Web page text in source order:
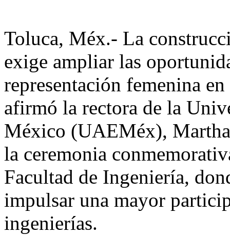
Toluca, Méx.- La
exige ampliar las
representación femenina
afirmó la rectora de la
México (UAEMéx),
la ceremonia
Facultad de Ingeniería,
impulsar una mayor
ingenierías.